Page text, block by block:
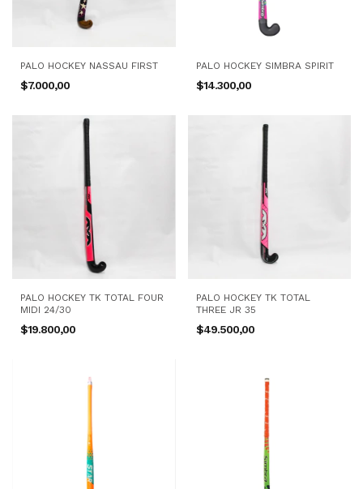
PALO HOCKEY NASSAU FIRST
$7.000,00
PALO HOCKEY SIMBRA SPIRIT
$14.300,00
PALO HOCKEY TK TOTAL FOUR
MIDI 24/30
$19.800,00
PALO HOCKEY TK TOTAL
THREE JR 35
$49.500,00